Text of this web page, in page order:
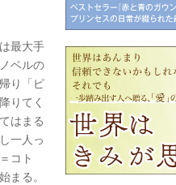
最大手
ベルの
り「ピ
りてく
はまる
一人っ
コト
まる。